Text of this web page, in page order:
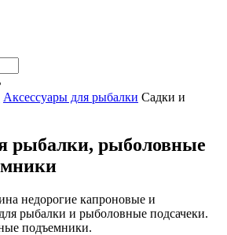
Аксессуары для рыбалки Садки и
рыбалки, рыболовные
недорогие капроновые и
рыбалки и рыболовные подсачеки.
подъемники.